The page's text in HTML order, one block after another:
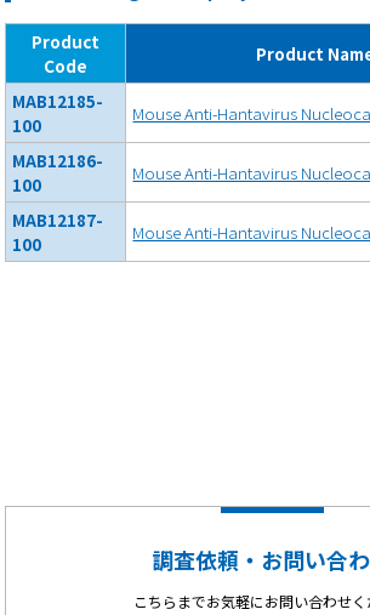
Product
Code
Product
MAB12185-
100
Mouse Anti-Hantavirus
MAB12186-
100
Mouse Anti-Hantavirus
MAB12187-
100
Mouse Anti-Hantavirus
調査依頼・お問い合
こちらまでお気軽にお問い合わせ